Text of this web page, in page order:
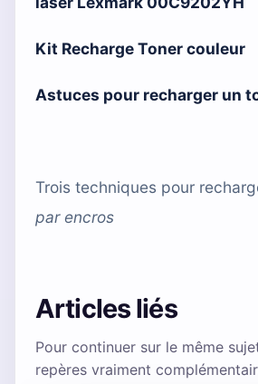
Kit Recharge Toner couleur
Astuces pour recharger un
Trois techniques pour
parencros
Articles liés
Pour continuer sur le même
repères vraiment